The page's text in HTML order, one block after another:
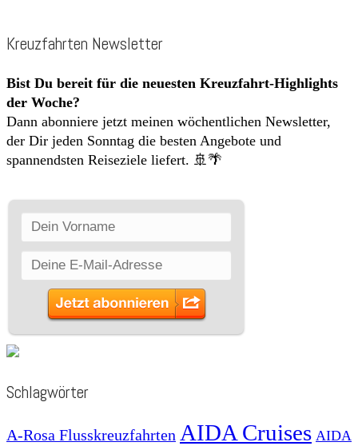
Kreuzfahrten Newsletter
Bist Du bereit für die neuesten Kreuzfahrt-Highlights
der Woche?
Dann abonniere jetzt meinen wöchentlichen Newsletter,
der Dir jeden Sonntag die besten Angebote und
spannendsten Reiseziele liefert. 🚢🌴
Schlagwörter
A-Rosa Flusskreuzfahrten AIDA Cruises AIDA